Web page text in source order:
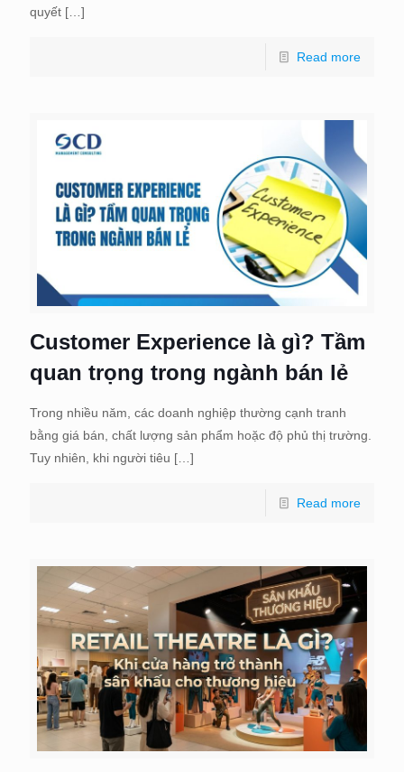
quyết […]
Read more
Customer Experience là gì? Tầm
quan trọng trong ngành bán lẻ
Trong nhiều năm, các doanh nghiệp thường cạnh tranh
bằng giá bán, chất lượng sản phẩm hoặc độ phủ thị trường.
Tuy nhiên, khi người tiêu […]
Read more